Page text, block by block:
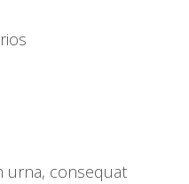
urna, consequat